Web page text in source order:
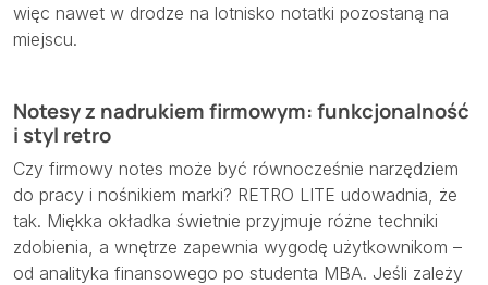
więc nawet w drodze na lotnisko notatki pozostaną na
miejscu.
Notesy z nadrukiem firmowym: funkcjonalność
i styl retro
Czy firmowy notes może być równocześnie narzędziem
do pracy i nośnikiem marki? RETRO LITE udowadnia, że
tak. Miękka okładka świetnie przyjmuje różne techniki
zdobienia, a wnętrze zapewnia wygodę użytkownikom –
od analityka finansowego po studenta MBA. Jeśli zależy